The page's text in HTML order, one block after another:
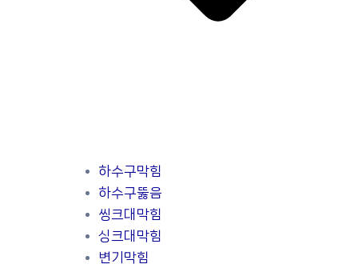
하수구막힘
하수구뚫음
씽크대막힘
싱크대막힘
변기막힘